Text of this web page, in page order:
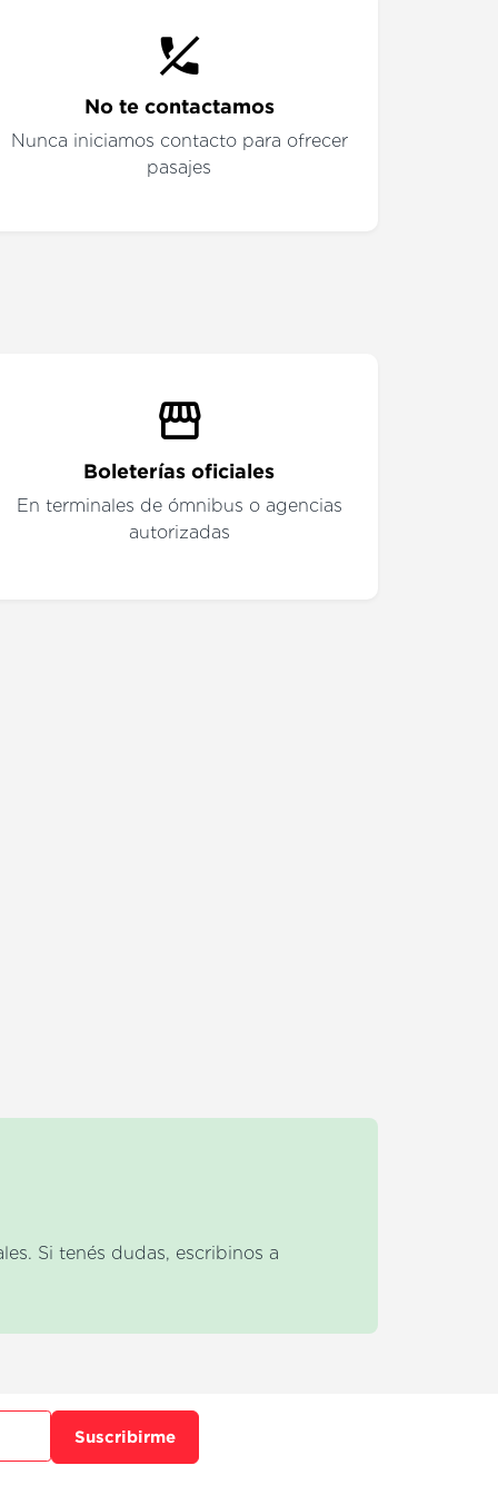
No te contactamos
Nunca iniciamos contacto para ofrecer
pasajes
Boleterías oficiales
En terminales de ómnibus o agencias
autorizadas
Si tenés dudas, escribinos a
Suscribirme